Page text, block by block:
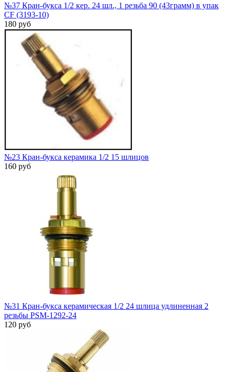
№37 Кран-букса 1/2 кер. 24 шл., 1 резьба 90 (43грамм) в упак
CF (3193-10)
180 руб
№23 Кран-букса керамика 1/2 15 шлицов
160 руб
№31 Кран-букса керамическая 1/2 24 шлица удлиненная 2
резьбы PSM-1292-24
120 руб